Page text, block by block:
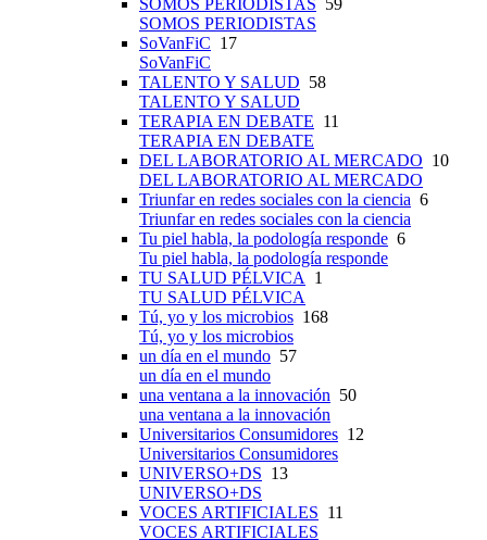
SOMOS PERIODISTAS 59
SOMOS PERIODISTAS
SoVanFiC 17
SoVanFiC
TALENTO Y SALUD 58
TALENTO Y SALUD
TERAPIA EN DEBATE 11
TERAPIA EN DEBATE
DEL LABORATORIO AL MERCADO 10
DEL LABORATORIO AL MERCADO
Triunfar en redes sociales con la ciencia 6
Triunfar en redes sociales con la ciencia
Tu piel habla, la podología responde 6
Tu piel habla, la podología responde
TU SALUD PÉLVICA
1
TU SALUD PÉLVICA
Tú, yo y los microbios 168
Tú, yo y los microbios
un día en el mundo 57
un día en el mundo
una ventana a la innovación 50
una ventana a la innovación
Universitarios Consumidores 12
Universitarios Consumidores
UNIVERSO+DS 13
UNIVERSO+DS
VOCES ARTIFICIALES 11
VOCES ARTIFICIALES